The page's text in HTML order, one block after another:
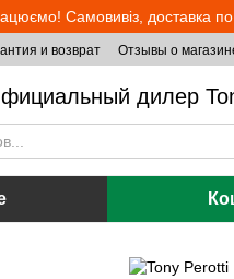
Самовивіз, доставка
и возврат Отзывы о
дилер